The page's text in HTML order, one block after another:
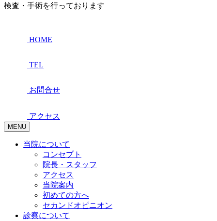
検査・手術を行っております
HOME
TEL
お問合せ
アクセス
MENU
当院について
コンセプト
院長・スタッフ
アクセス
当院案内
初めての方へ
セカンドオピニオン
診察について